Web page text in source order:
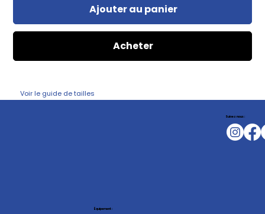
Ajouter au panier
Acheter
Voir le guide de tailles
Équipement :
Suivez nous :